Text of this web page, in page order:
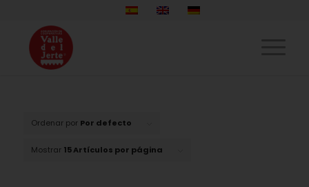
Ordenar por Por defecto
Mostrar 15 Artículos por página